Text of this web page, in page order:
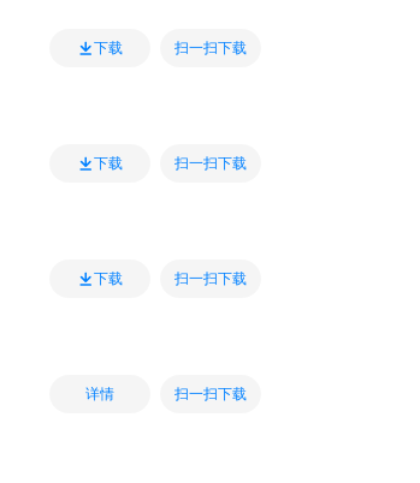
下载 扫一扫下载
下载 扫一扫下载
下载 扫一扫下载
详情 扫一扫下载